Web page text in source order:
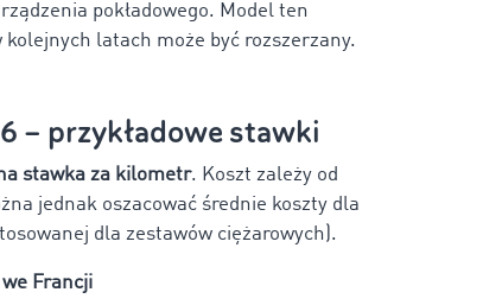
pokładowego. Model ten
latach może być rozszerzany.
– przykładowe stawki
stawka za kilometr. Koszt zależy od
jednak oszacować średnie koszty dla
dla zestawów ciężarowych).
Francji